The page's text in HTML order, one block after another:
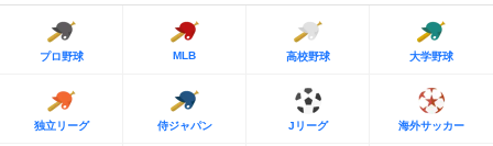
プロ野球 MLB 高校野球 大学野球
独立リーグ 侍ジャパン Jリーグ 海外サッカー